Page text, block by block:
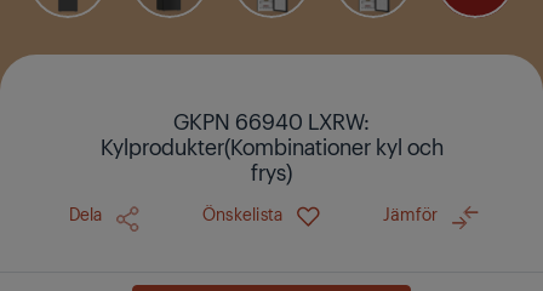
GKPN 66940 LXRW:
Kylprodukter(Kombinationer kyl och
frys)
Dela Önskelista Jämför